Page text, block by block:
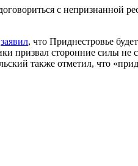
с непризнанной
заявил, что Приднестровье
призвал сторонние силы не
также отметил, что